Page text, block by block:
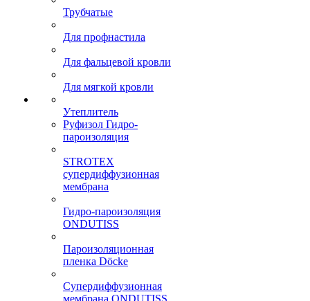
Трубчатые
Для профнастила
Для фальцевой кровли
Для мягкой кровли
Утеплитель
Руфизол Гидро-
пароизоляция
STROTEX
супердиффузионная
мембрана
Гидро-пароизоляция
ONDUTISS
Пароизоляционная
пленка Döcke
Супердиффузионная
мембрана ONDUTISS